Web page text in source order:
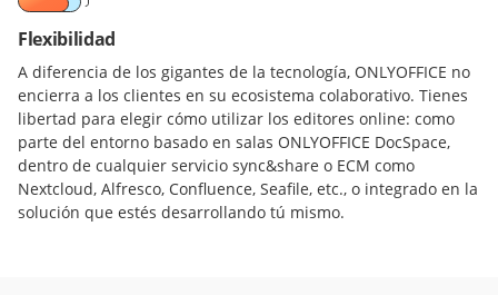
Flexibilidad
A diferencia de los gigantes de la tecnología, ONLYOFFICE no
encierra a los clientes en su ecosistema colaborativo. Tienes
libertad para elegir cómo utilizar los editores online: como
parte del entorno basado en salas ONLYOFFICE DocSpace,
dentro de cualquier servicio sync&share o ECM como
Nextcloud, Alfresco, Confluence, Seafile, etc., o integrado en la
solución que estés desarrollando tú mismo.